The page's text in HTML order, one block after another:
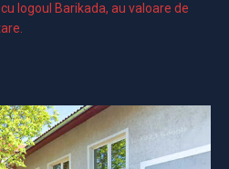
logoul Barikada, au valoare de